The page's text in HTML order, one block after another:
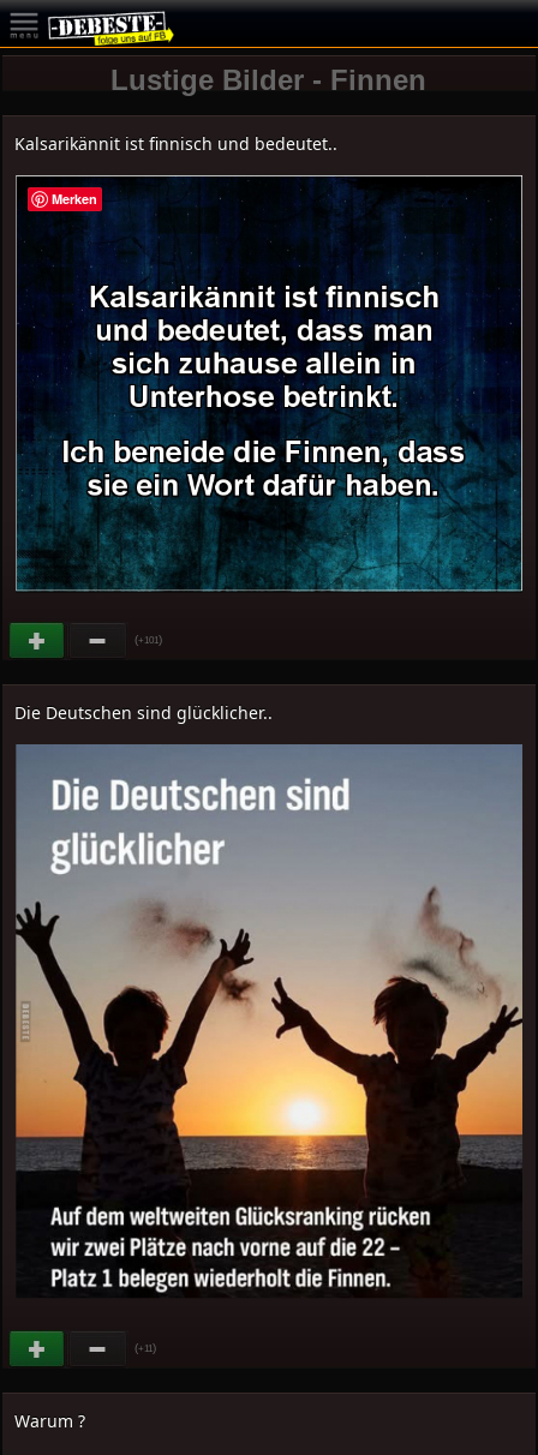
Lustige Bilder - Finnen
Kalsarikännit ist finnisch und bedeutet..
(+101)
Die Deutschen sind glücklicher..
(+11)
Warum ?
Merken